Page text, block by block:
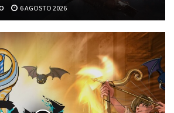
6 AGOSTO 2026